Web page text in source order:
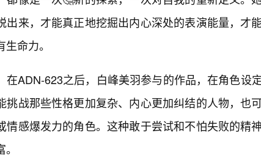
出来，才能真正地挖掘出内心深处的表演能量，才
命力。
在ADN-623之后，白峰美羽参与的作品，在角色设
挑战那些性格更加复杂、内心更加纠结的人物，也
情感爆发力的角色。这种敢于尝试和不怕失败的精